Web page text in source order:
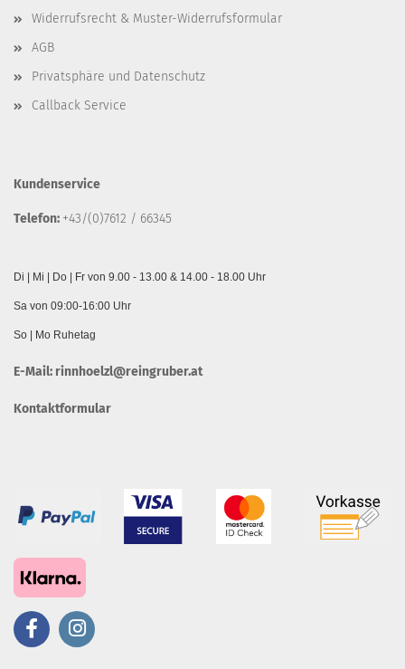
Widerrufsrecht & Muster-Widerrufsformular
AGB
Privatsphäre und Datenschutz
Callback Service
Kundenservice
Telefon: +43/(0)7612 / 66345
Di | Mi | Do | Fr von 9.00 - 13.00 & 14.00 - 18.00 Uhr
Sa von 09:00-16:00 Uhr
So | Mo Ruhetag
E-Mail: rinnhoelzl@reingruber.at
Kontaktformular